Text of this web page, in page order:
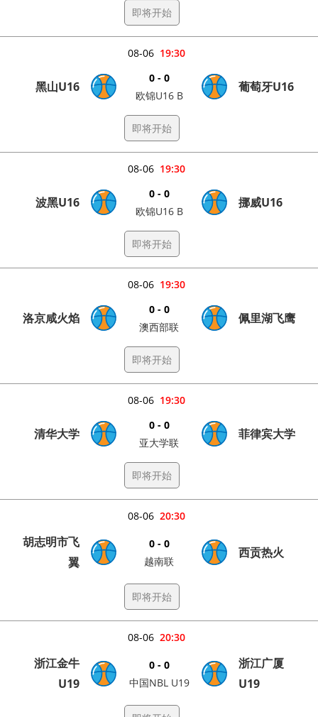
即将开始
19:30
08-06
黑山U16
0 - 0
欧锦U16 B
葡萄牙U16
即将开始
19:30
08-06
波黑U16
0 - 0
欧锦U16 B
挪威U16
即将开始
19:30
08-06
洛京咸火焰
0 - 0
澳西部联
佩里湖飞鹰
即将开始
19:30
08-06
清华大学
0 - 0
亚大学联
菲律宾大学
即将开始
20:30
08-06
胡志明市飞
翼
0 - 0
越南联
西贡热火
即将开始
20:30
08-06
浙江金牛
U19
0 - 0
中国NBL U19
浙江广厦
U19